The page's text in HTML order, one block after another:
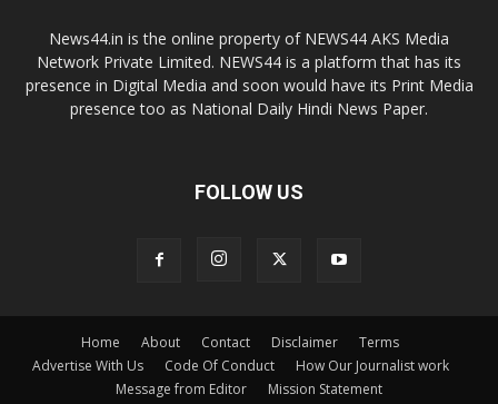
News44.in is the online property of NEWS44 AKS Media
Network Private Limited. NEWS44 is a platform that has its
presence in Digital Media and soon would have its Print Media
presence too as National Daily Hindi News Paper.
FOLLOW US
Home About Contact Disclaimer
Terms
Advertise With Us
Code Of Conduct
How Our Journalist work
Message from Editor
Mission Statement